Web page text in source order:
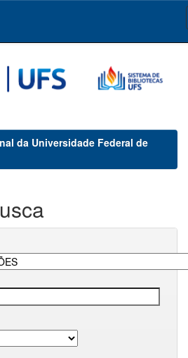
da Universidade Federal de